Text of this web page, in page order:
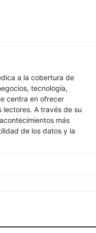
a la cobertura de
tecnología,
centra en ofrecer
A través de su
más
de los datos y la